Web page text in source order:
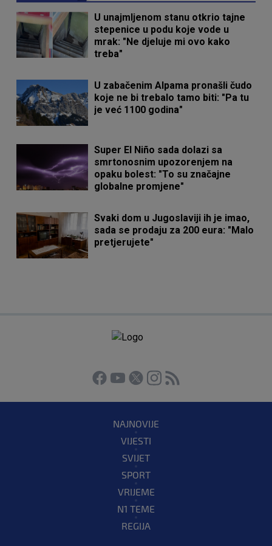
U unajmljenom stanu otkrio tajne
stepenice u podu koje vode u
mrak: "Ne djeluje mi ovo kako
treba"
U zabačenim Alpama pronašli čudo
koje ne bi trebalo tamo biti: "Pa tu
je već 1100 godina"
Super El Niño sada dolazi sa
smrtonosnim upozorenjem na
opaku bolest: "To su značajne
globalne promjene"
Svaki dom u Jugoslaviji ih je imao,
sada se prodaju za 200 eura: "Malo
pretjerujete"
NAJNOVIJE
VIJESTI
SVIJET
SPORT
VRIJEME
N1 TEME
REGIJA